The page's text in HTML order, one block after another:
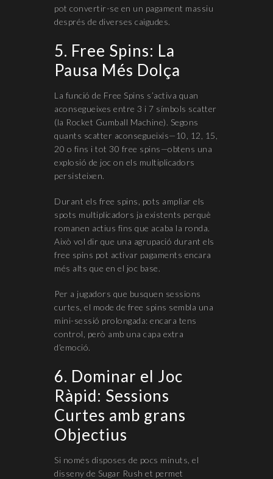
pot convertir-se en un pagament massiu
després de diverses caigudes.
5. Free Spins: La
Pausa Més Dolça
La funció de Free Spins s’activa quan
aconsegueixes entre 3 i 7 símbols scatter
(la Rocket Gumball Machine). Segons
quants scatter aconsegueixis—10, 12, 15,
20 o fins i tot 30 free spins—obtens una
explosió de joc on els multiplicadors
persisteixen.
Durant els free spins, pots ampliar els
spots multiplicadors ja existents perquè
romanen actius fins que acaba la ronda.
Això vol dir que una agrupació durant els
free spins pot activar pagaments encara
més alts que en el joc base.
Per a jugadors que busquen sessions
curtes, el mode de free spins sembla una
mini-sessió prolongada: encara tens
control, però amb una capa extra
d’emoció.
6. Dominar el Joc
Ràpid: Sessions
Curtes amb grans
Objectius
Si només disposes de pocs minuts, el
disseny de Sugar Rush et permet